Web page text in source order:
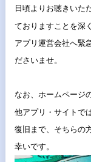
日頃よりお聴きいた
ておりますことを深
アプリ運営会社へ緊
ださいませ。
なお、ホームページ
他アプリ・サイトで
復旧まで、そちらの
幸いです。